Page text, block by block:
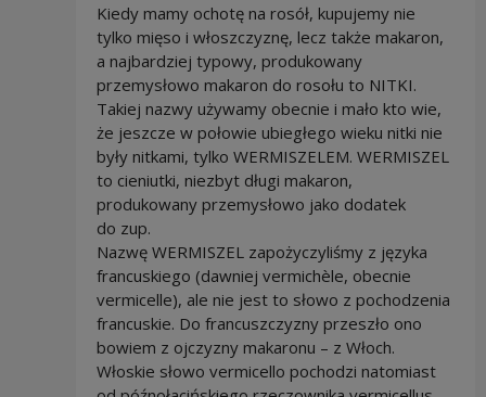
Kiedy mamy ochotę na rosół, kupujemy nie
tylko mięso i włoszczyznę, lecz także makaron,
a najbardziej typowy, produkowany
przemysłowo makaron do rosołu to NITKI.
Takiej nazwy używamy obecnie i mało kto wie,
że jeszcze w połowie ubiegłego wieku nitki nie
były nitkami, tylko WERMISZELEM. WERMISZEL
to cieniutki, niezbyt długi makaron,
produkowany przemysłowo jako dodatek
do zup.
Nazwę WERMISZEL zapożyczyliśmy z języka
francuskiego (dawniej vermichèle, obecnie
vermicelle), ale nie jest to słowo z pochodzenia
francuskie. Do francuszczyzny przeszło ono
bowiem z ojczyzny makaronu – z Włoch.
Włoskie słowo vermicello pochodzi natomiast